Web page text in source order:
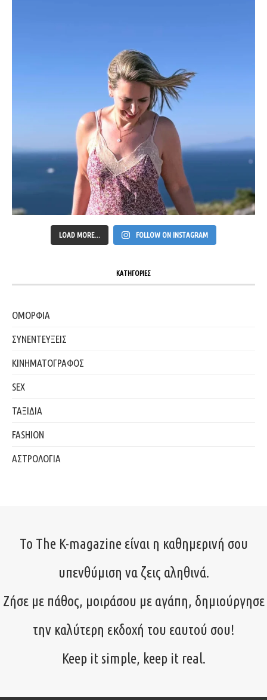
LOAD MORE... FOLLOW ON INSTAGRAM
ΚΑΤΗΓΟΡΙΕΣ
ΟΜΟΡΦΙΑ
ΣΥΝΕΝΤΕΥΞΕΙΣ
ΚΙΝΗΜΑΤΟΓΡΑΦΟΣ
SEX
ΤΑΞΙΔΙΑ
FASHION
ΑΣΤΡΟΛΟΓΙΑ
Το The K-magazine είναι η καθημερινή σου
υπενθύμιση να ζεις αληθινά.
Ζήσε με πάθος, μοιράσου με αγάπη, δημιούργησε
την καλύτερη εκδοχή του εαυτού σου!
Keep it simple, keep it real.